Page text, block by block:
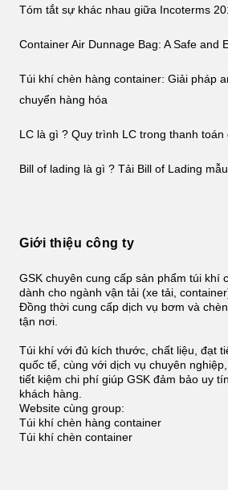
Tóm tắt sự khác nhau giữa Incoterms
Container Air Dunnage Bag: A Safe and
Túi khí chèn hàng container: Giải pháp
chuyển hàng hóa
LC là gì ? Quy trình LC trong thanh toán
Bill of lading là gì ? Tải Bill of Lading
Giới thiệu công ty
GSK chuyên cung cấp sản phẩm túi khí
dành cho ngành vận tải (xe tải,
Đồng thời cung cấp dịch vụ bơm và
tận nơi.
Túi khí với đủ kích thước, chất liệu, đạt
quốc tế, cùng với dịch vụ chuyên nghiệp,
tiết kiệm chi phí giúp GSK đảm bảo uy
khách hàng.
Website cùng group:
Túi khí chèn hàng container
Túi khí chèn container